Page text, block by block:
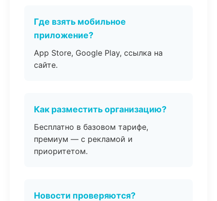
Где взять мобильное
приложение?
App Store, Google Play, ссылка на
сайте.
Как разместить организацию?
Бесплатно в базовом тарифе,
премиум — с рекламой и
приоритетом.
Новости проверяются?